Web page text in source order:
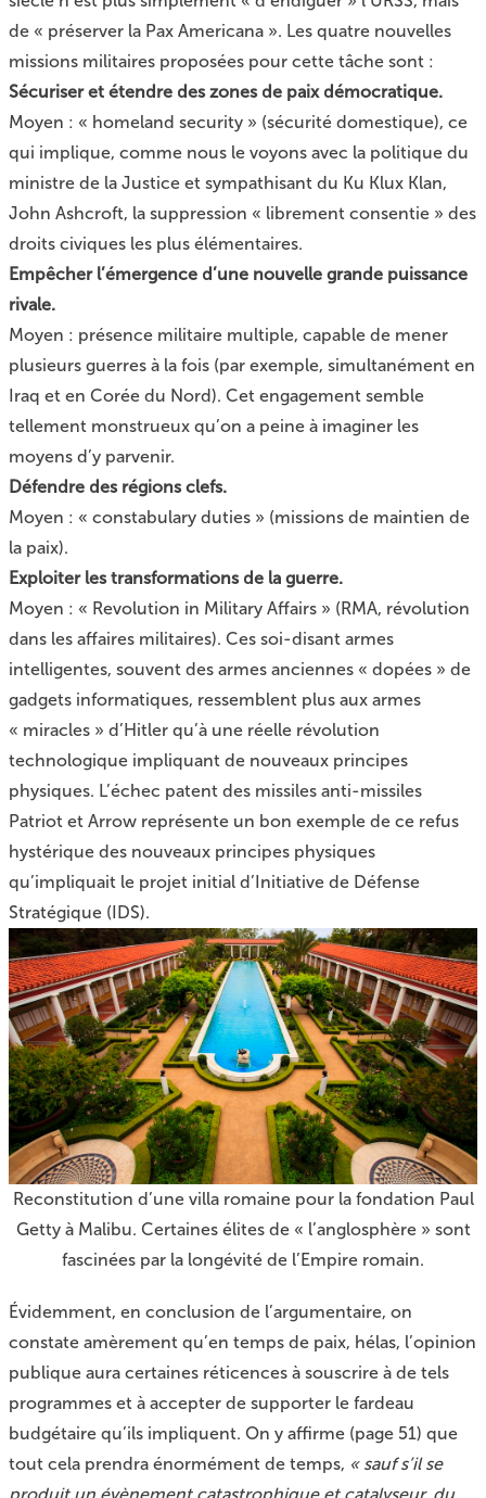
de « préserver la Pax Americana ». Les quatre nouvelles
missions militaires proposées pour cette tâche sont :
Sécuriser et étendre des zones de paix démocratique.
Moyen : « homeland security » (sécurité domestique), ce
qui implique, comme nous le voyons avec la politique du
ministre de la Justice et sympathisant du Ku Klux Klan,
John Ashcroft, la suppression « librement consentie » des
droits civiques les plus élémentaires.
Empêcher l’émergence d’une nouvelle grande puissance
rivale.
Moyen : présence militaire multiple, capable de mener
plusieurs guerres à la fois (par exemple, simultanément en
Iraq et en Corée du Nord). Cet engagement semble
tellement monstrueux qu’on a peine à imaginer les
moyens d’y parvenir.
Défendre des régions clefs.
Moyen : « constabulary duties » (missions de maintien de
la paix).
Exploiter les transformations de la guerre.
Moyen : « Revolution in Military Affairs » (RMA, révolution
dans les affaires militaires). Ces soi-disant armes
intelligentes, souvent des armes anciennes « dopées » de
gadgets informatiques, ressemblent plus aux armes
« miracles » d’Hitler qu’à une réelle révolution
technologique impliquant de nouveaux principes
physiques. L’échec patent des missiles anti-missiles
Patriot et Arrow représente un bon exemple de ce refus
hystérique des nouveaux principes physiques
qu’impliquait le projet initial d’Initiative de Défense
Stratégique (IDS).
Reconstitution d’une villa romaine pour la fondation Paul
Getty à Malibu. Certaines élites de « l’anglosphère » sont
fascinées par la longévité de l’Empire romain.
Évidemment, en conclusion de l’argumentaire, on
constate amèrement qu’en temps de paix, hélas, l’opinion
publique aura certaines réticences à souscrire à de tels
programmes et à accepter de supporter le fardeau
budgétaire qu’ils impliquent. On y affirme (page 51) que
tout cela prendra énormément de temps, « sauf s’il se